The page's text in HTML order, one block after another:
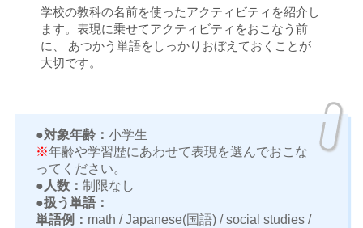
学校の教科の名前を使ったアクティビティを紹介し
ます。表現に乗せてアクティビティをおこなう前
に、 あつかう単語をしっかりおぼえておくことが
大切です。
●対象年齢： 小学生
※年齢や学習歴にあわせて表現を選んでおこな
ってください。
●人数： 制限なし
●扱う単語：
単語例： math / Japanese(国語) / social studies /